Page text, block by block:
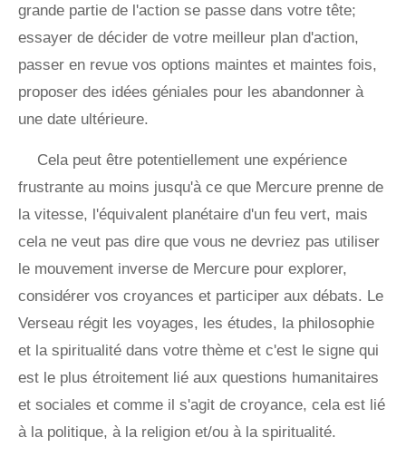
grande partie de l'action se passe dans votre tête;
essayer de décider de votre meilleur plan d'action,
passer en revue vos options maintes et maintes fois,
proposer des idées géniales pour les abandonner à
une date ultérieure.
Cela peut être potentiellement une expérience
frustrante au moins jusqu'à ce que Mercure prenne de
la vitesse, l'équivalent planétaire d'un feu vert, mais
cela ne veut pas dire que vous ne devriez pas utiliser
le mouvement inverse de Mercure pour explorer,
considérer vos croyances et participer aux débats. Le
Verseau régit les voyages, les études, la philosophie
et la spiritualité dans votre thème et c'est le signe qui
est le plus étroitement lié aux questions humanitaires
et sociales et comme il s'agit de croyance, cela est lié
à la politique, à la religion et/ou à la spiritualité.